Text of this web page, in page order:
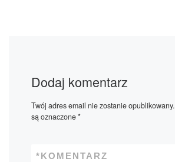
Dodaj komentarz
Twój adres email nie zostanie opublikowany.
są oznaczone*
KOMENTARZ
*